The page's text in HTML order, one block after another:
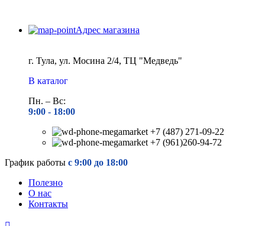
Адрес магазина
г. Тула, ул. Мосина 2/4, ТЦ "Медведь"
В каталог
Пн. – Вс:
9:00 - 18:00
+7 (487) 271-09-22
+7 (961)260-94-72
График работы с 9:00 до 18:00
Полезно
О нас
Контакты